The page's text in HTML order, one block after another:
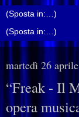
martedì 26
“Freak - Il
opera